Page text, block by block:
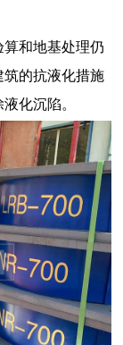
和地基处理仍
筑的抗液化措施
化沉陷。